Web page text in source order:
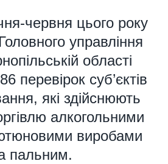
червня цього року
управління
області
перевірок суб’єктів
які здійснюють
алкогольними
виробами
пальним.